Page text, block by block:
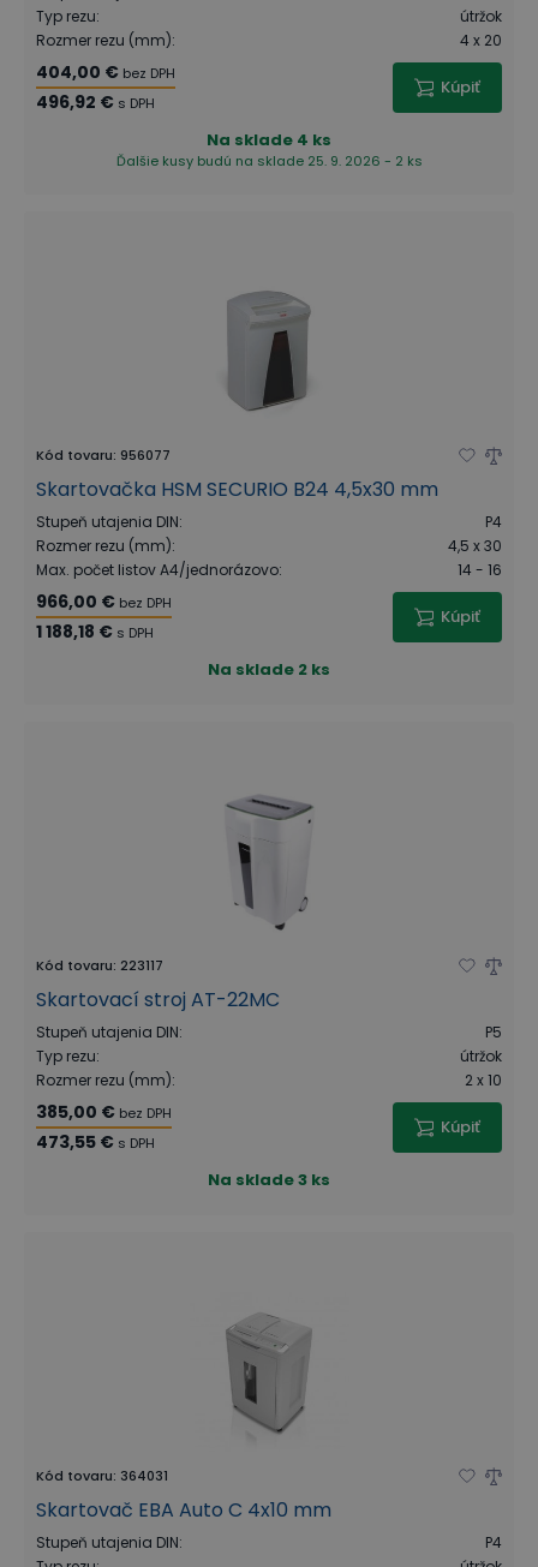
Typ rezu:
útržok
Rozmer rezu (mm): 4 x 20
404,00 € bez DPH
496,92 € s DPH
Kúpiť
Na sklade 4 ks
Ďalšie kusy budú na sklade 25. 9. 2026 - 2 ks
Kód tovaru: 956077
Skartovačka HSM SECURIO B24 4,5x30 mm
Stupeň utajenia DIN:
P4
Rozmer rezu (mm):
4,5 x 30
Max. počet listov A4/jednorázovo: 14 - 16
966,00 € bez DPH
1 188,18 € s DPH
Kúpiť
Na sklade 2 ks
Kód tovaru: 223117
Skartovací stroj AT-22MC
Stupeň utajenia DIN:
P5
Typ rezu:
útržok
Rozmer rezu (mm): 2 x 10
385,00 € bez DPH
473,55 € s DPH
Kúpiť
Na sklade3 ks
Kód tovaru: 364031
Skartovač EBA Auto C 4x10 mm
Stupeň utajenia DIN:
P4